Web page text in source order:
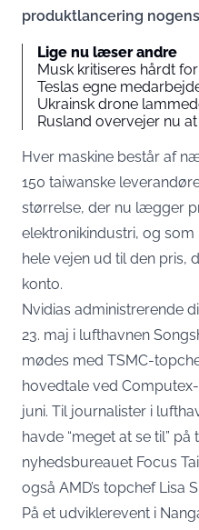
produktlancering
Lige nu læser andre
Musk kritiseres hårdt
Teslas egne
Ukrainsk drone
Rusland overvejer nu
Hver maskine består af
150 taiwanske
størrelse, der nu lægger
elektronikindustri, og som
hele vejen ud til den pris,
konto.
Nvidias administrerende
23. maj i lufthavnen
mødes med TSMC-
hovedtale ved
juni. Til journalister i
havde “meget at se til” på
nyhedsbureauet Focus
også AMD’s topchef Lisa
På et udviklerevent i